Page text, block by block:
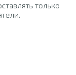
только